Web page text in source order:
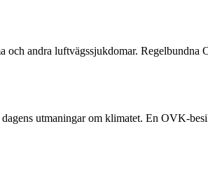
andra luftvägssjukdomar. Regelbundna
utmaningar om klimatet. En OVK-